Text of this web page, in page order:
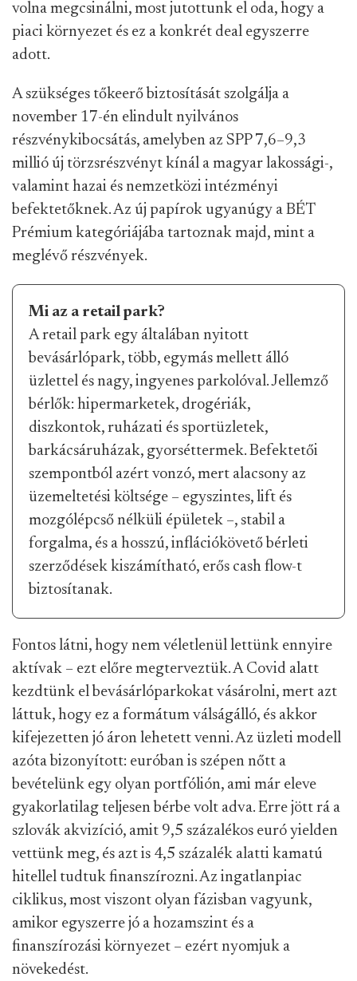
volna megcsinálni, most jutottunk el oda, hogy a
piaci környezet és ez a konkrét deal egyszerre
adott.
A szükséges tőkeerő biztosítását szolgálja a
november 17-én elindult nyilvános
részvénykibocsátás, amelyben az SPP 7,6–9,3
millió új törzsrészvényt kínál a magyar lakossági-,
valamint hazai és nemzetközi intézményi
befektetőknek. Az új papírok ugyanúgy a BÉT
Prémium kategóriájába tartoznak majd, mint a
meglévő részvények.
Mi az a retail park?
A retail park egy általában nyitott
bevásárlópark, több, egymás mellett álló
üzlettel és nagy, ingyenes parkolóval. Jellemző
bérlők: hipermarketek, drogériák,
diszkontok, ruházati és sportüzletek,
barkácsáruházak, gyorséttermek. Befektetői
szempontból azért vonzó, mert alacsony az
üzemeltetési költsége – egyszintes, lift és
mozgólépcső nélküli épületek –, stabil a
forgalma, és a hosszú, inflációkövető bérleti
szerződések kiszámítható, erős cash flow-t
biztosítanak.
Fontos látni, hogy nem véletlenül lettünk ennyire
aktívak – ezt előre megterveztük. A Covid alatt
kezdtünk el bevásárlóparkokat vásárolni, mert azt
láttuk, hogy ez a formátum válságálló, és akkor
kifejezetten jó áron lehetett venni. Az üzleti modell
azóta bizonyított: euróban is szépen nőtt a
bevételünk egy olyan portfólión, ami már eleve
gyakorlatilag teljesen bérbe volt adva. Erre jött rá a
szlovák akvizíció, amit 9,5 százalékos euró yielden
vettünk meg, és azt is 4,5 százalék alatti kamatú
hitellel tudtuk finanszírozni. Az ingatlanpiac
ciklikus, most viszont olyan fázisban vagyunk,
amikor egyszerre jó a hozamszint és a
finanszírozási környezet – ezért nyomjuk a
növekedést.